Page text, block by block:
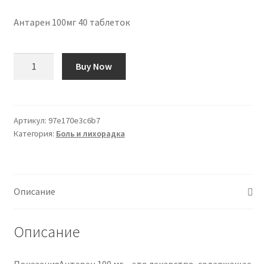
Антарен 100мг 40 таблеток
40
comprimés
Buy Now
Артикул: 97e170e3c6b7
Категория: Боль и лихорадка
Описание
Описание